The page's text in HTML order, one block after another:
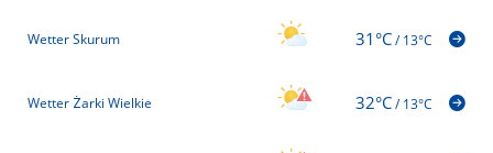
Wetter Skurum 31°C/13°C
Wetter Żarki Wielkie 32°C/13°C